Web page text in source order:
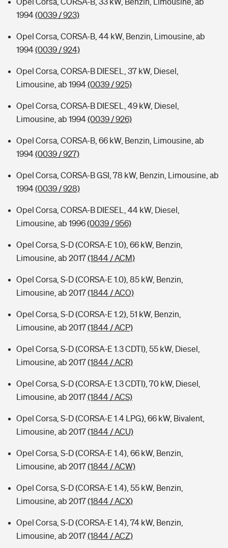
1994(0039 / 923)
Opel Corsa, CORSA-B, 44 kW, Benzin, Limousine, ab
1994(0039 / 924)
Opel Corsa, CORSA-B DIESEL, 37 kW, Diesel,
Limousine, ab 1994(0039 / 925)
Opel Corsa, CORSA-B DIESEL, 49 kW, Diesel,
Limousine, ab 1994(0039 / 926)
Opel Corsa, CORSA-B, 66 kW, Benzin, Limousine, ab
1994(0039 / 927)
Opel Corsa, CORSA-B GSI, 78 kW, Benzin, Limousine, ab
1994(0039 / 928)
Opel Corsa, CORSA-B DIESEL, 44 kW, Diesel,
Limousine, ab 1996(0039 / 956)
Opel Corsa, S-D (CORSA-E 1.0), 66 kW, Benzin,
Limousine, ab 2017(1844 / ACM)
Opel Corsa, S-D (CORSA-E 1.0), 85 kW, Benzin,
Limousine, ab 2017(1844 / ACO)
Opel Corsa, S-D (CORSA-E 1.2), 51 kW, Benzin,
Limousine, ab 2017(1844 / ACP)
Opel Corsa, S-D (CORSA-E 1.3 CDTI), 55 kW, Diesel,
Limousine, ab 2017(1844 / ACR)
Opel Corsa, S-D (CORSA-E 1.3 CDTI), 70 kW, Diesel,
Limousine, ab 2017(1844 / ACS)
Opel Corsa, S-D (CORSA-E 1.4 LPG), 66 kW, Bivalent,
Limousine, ab 2017(1844 / ACU)
Opel Corsa, S-D (CORSA-E 1.4), 66 kW, Benzin,
Limousine, ab 2017(1844 / ACW)
Opel Corsa, S-D (CORSA-E 1.4), 55 kW, Benzin,
Limousine, ab 2017(1844 / ACX)
Opel Corsa, S-D (CORSA-E 1.4), 74 kW, Benzin,
Limousine, ab 2017(1844 / ACZ)